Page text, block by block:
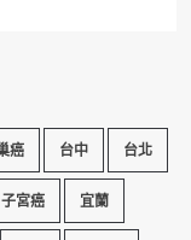
癌 台中 台北
子宮癌 宜蘭